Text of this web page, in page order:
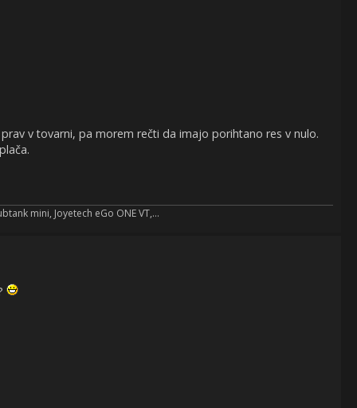
v tovarni, pa morem rečti da imajo porihtano res v nulo.
mini, Joyetech eGo ONE VT,...